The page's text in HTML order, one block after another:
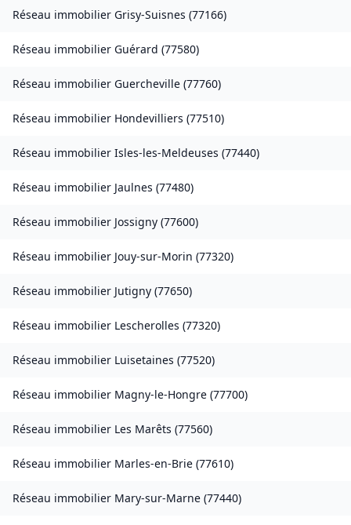
Réseau immobilier Grisy-Suisnes (77166)
Réseau immobilier Guérard (77580)
Réseau immobilier Guercheville (77760)
Réseau immobilier Hondevilliers (77510)
Réseau immobilier Isles-les-Meldeuses (77440)
Réseau immobilier Jaulnes (77480)
Réseau immobilier Jossigny (77600)
Réseau immobilier Jouy-sur-Morin (77320)
Réseau immobilier Jutigny (77650)
Réseau immobilier Lescherolles (77320)
Réseau immobilier Luisetaines (77520)
Réseau immobilier Magny-le-Hongre (77700)
Réseau immobilier Les Marêts (77560)
Réseau immobilier Marles-en-Brie (77610)
Réseau immobilier Mary-sur-Marne (77440)